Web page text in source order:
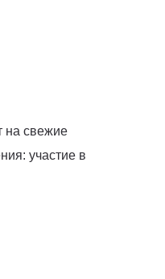
на свежие
участие в